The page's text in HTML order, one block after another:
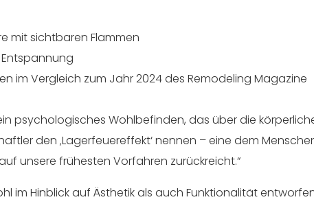
mit sichtbaren Flammen
im Vergleich zum Jahr 2024 des Remodeling Magazine
psychologisches Wohlbefinden, das über die
den ‚Lagerfeuereffekt‘ nennen – eine dem
unsere frühesten Vorfahren zurückreicht.“
im Hinblick auf Ästhetik als auch Funktionalität